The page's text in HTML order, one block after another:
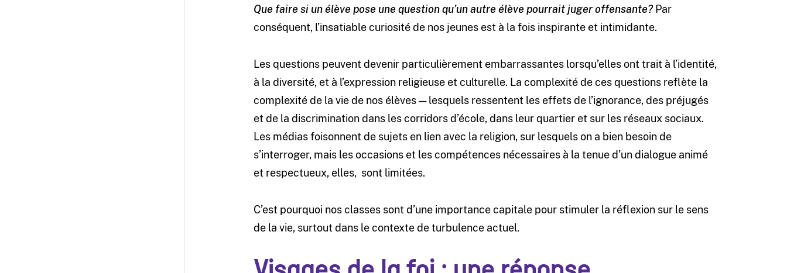
Que faire si un élève pose une question qu’un autre élève pourrait juger offensante? Par
conséquent, l’insatiable curiosité de nos jeunes est à la fois inspirante et intimidante.
Les questions peuvent devenir particulièrement embarrassantes lorsqu’elles ont trait à l’identité,
à la diversité, et à l’expression religieuse et culturelle. La complexité de ces questions reflète la
complexité de la vie de nos élèves — lesquels ressentent les effets de l’ignorance, des préjugés
et de la discrimination dans les corridors d’école, dans leur quartier et sur les réseaux sociaux.
Les médias foisonnent de sujets en lien avec la religion, sur lesquels on a bien besoin de
s’interroger, mais les occasions et les compétences nécessaires à la tenue d’un dialogue animé
et respectueux, elles, sont limitées.
C’est pourquoi nos classes sont d’une importance capitale pour stimuler la réflexion sur le sens
de la vie, surtout dans le contexte de turbulence actuel.